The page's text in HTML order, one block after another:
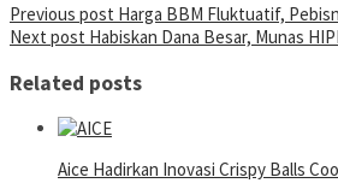
Post
navigation
Previous post Harga BBM Fluktuatif,
Next post Habiskan Dana Besar, Munas
Related posts
Aice Hadirkan Inovasi Crispy Balls